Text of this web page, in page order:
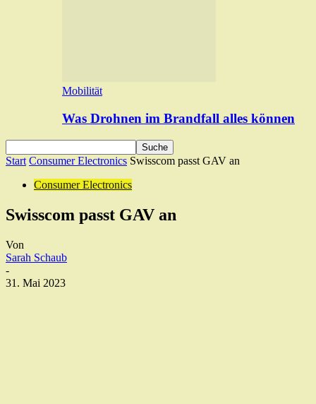
Mobilität
Was Drohnen im Brandfall alles können
Start Consumer Electronics Swisscom passt GAV an
Consumer Electronics
Swisscom passt GAV an
Von
Sarah Schaub
-
31. Mai 2023